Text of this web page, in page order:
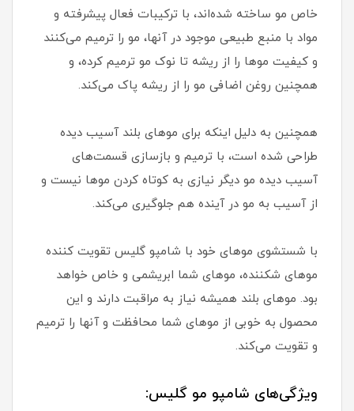
خاص مو ساخته شده‌اند، با ترکیبات فعال پیشرفته و
مواد با منبع طبیعی موجود در آنها، مو را ترمیم می‌کنند
و کیفیت موها را از ریشه تا نوک مو ترمیم کرده، و
همچنین روغن اضافی مو را از ریشه پاک می‌کند.
همچنین به دلیل اینکه برای موهای بلند آسیب دیده
طراحی شده است، با ترمیم و بازسازی قسمت‌های
آسیب دیده مو دیگر نیازی به کوتاه کردن موها نیست و
از آسیب به مو در آینده هم جلوگیری می‌کند.
با شستشوی موهای خود با شامپو گلیس تقویت کننده
موهای شکننده، موهای شما ابریشمی و خاص خواهد
بود. موهای بلند همیشه نیاز به مراقبت دارند و این
محصول به خوبی از موهای شما محافظت و آنها را ترمیم
و تقویت می‌کند.
ویژگی‌های شامپو مو گلیس: